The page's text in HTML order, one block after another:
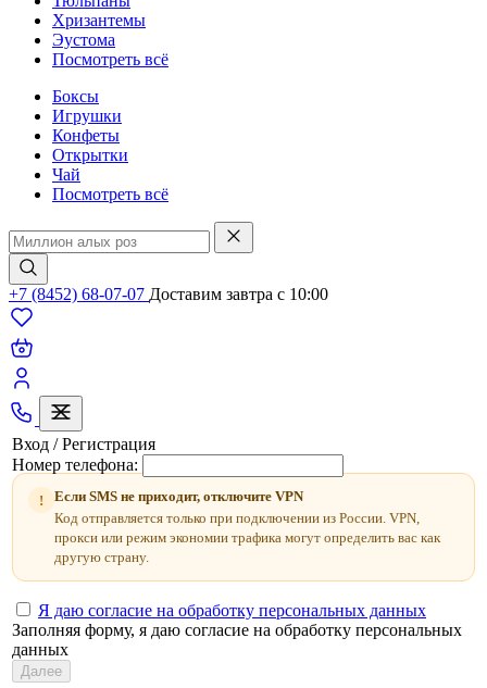
Хризантемы
Эустома
Посмотреть всё
Боксы
Игрушки
Конфеты
Открытки
Чай
Посмотреть всё
+7 (8452) 68-07-07 Доставим завтра c 10:00
Вход / Регистрация
Номер телефона:
!
Если SMS не приходит, отключите VPN
Код отправляется только при подключении из России. VPN,
прокси или режим экономии трафика могут определить вас как
другую страну.
Я даю согласие на обработку персональных данных
Заполняя форму, я даю согласие на обработку персональных
данных
Далее